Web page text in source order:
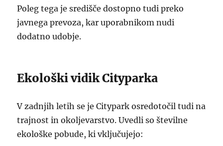
Poleg tega je središče dostopno tudi preko
javnega prevoza, kar uporabnikom nudi
dodatno udobje.
Ekološki vidik Cityparka
V zadnjih letih se je Citypark osredotočil tudi na
trajnost in okoljevarstvo. Uvedli so številne
ekološke pobude, ki vključujejo: